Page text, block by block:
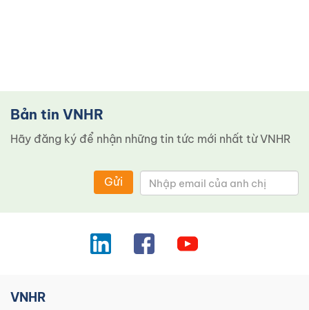
Bản tin VNHR
Hãy đăng ký để nhận những tin tức mới nhất từ ​​VNHR
Gửi
VNHR